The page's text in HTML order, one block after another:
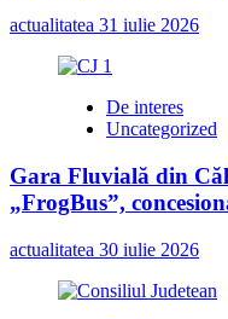
actualitatea 31 iulie 2026
De interes
Uncategorized
Gara Fluvială din
„FrogBus”,
actualitatea 30 iulie 2026